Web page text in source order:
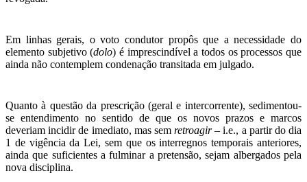
Em linhas gerais, o voto condutor propôs que a necessidade do
elemento subjetivo (dolo) é imprescindível a todos os processos que
ainda não contemplem condenação transitada em julgado.
Quanto à questão da prescrição (geral e intercorrente), sedimentou-
se entendimento no sentido de que os novos prazos e marcos
deveriam incidir de imediato, mas sem retroagir– i.e., a partir do dia
1 de vigência da Lei, sem que os interregnos temporais anteriores,
ainda que suficientes a fulminar a pretensão, sejam albergados pela
nova disciplina.